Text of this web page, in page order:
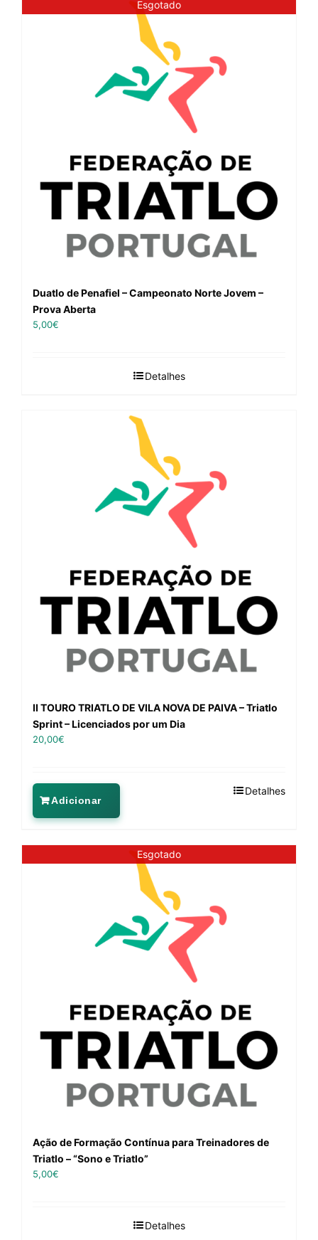
Esgotado
Duatlo de Penafiel – Campeonato Norte Jovem –
Prova Aberta
5,00€
Detalhes
II TOURO TRIATLO DE VILA NOVA DE PAIVA – Triatlo
Sprint – Licenciados por um Dia
20,00€
Adicionar
Detalhes
Esgotado
Ação de Formação Contínua para Treinadores de
Triatlo – “Sono e Triatlo”
5,00€
Detalhes